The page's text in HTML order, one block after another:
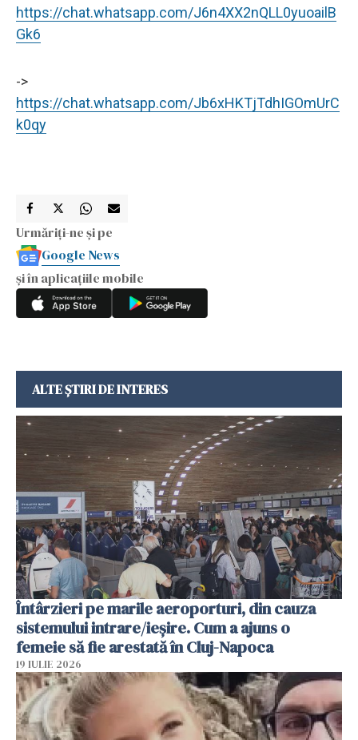
https://chat.whatsapp.com/J6n4XX2nQLL0yuoailB
Gk6
->
https://chat.whatsapp.com/Jb6xHKTjTdhIGOmUrC
k0qy
Urmăriți-ne și pe
Google News
și în aplicațiile mobile
ALTE ȘTIRI DE INTERES
Întârzieri pe marile aeroporturi, din cauza
sistemului intrare/ieșire. Cum a ajuns o
femeie să fie arestată în Cluj-Napoca
19 IULIE 2026